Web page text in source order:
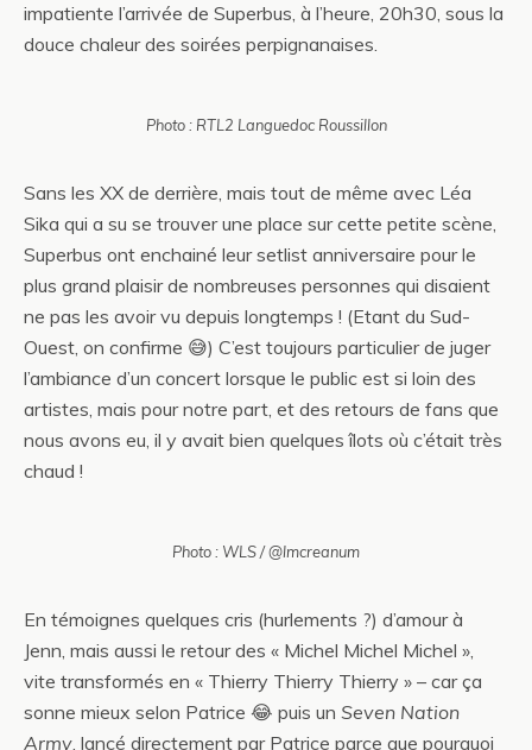
impatiente l’arrivée de Superbus, à l’heure, 20h30, sous la
douce chaleur des soirées perpignanaises.
Photo : RTL2 Languedoc Roussillon
Sans les XX de derrière, mais tout de même avec Léa
Sika qui a su se trouver une place sur cette petite scène,
Superbus ont enchainé leur setlist anniversaire pour le
plus grand plaisir de nombreuses personnes qui disaient
ne pas les avoir vu depuis longtemps ! (Etant du Sud-
Ouest, on confirme 😅) C’est toujours particulier de juger
l’ambiance d’un concert lorsque le public est si loin des
artistes, mais pour notre part, et des retours de fans que
nous avons eu, il y avait bien quelques îlots où c’était très
chaud !
Photo : WLS / @lmcreanum
En témoignes quelques cris (hurlements ?) d’amour à
Jenn, mais aussi le retour des « Michel Michel Michel »,
vite transformés en « Thierry Thierry Thierry » – car ça
sonne mieux selon Patrice 😂 puis un Seven Nation
Army, lancé directement par Patrice parce que pourquoi